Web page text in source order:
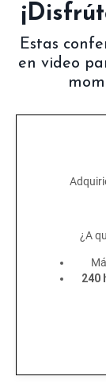
Estas
en video
¿A
240